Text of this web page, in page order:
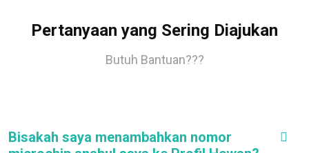
Pertanyaan yang Sering Diajukan
Butuh Bantuan???
Bisakah saya menambahkan nomor